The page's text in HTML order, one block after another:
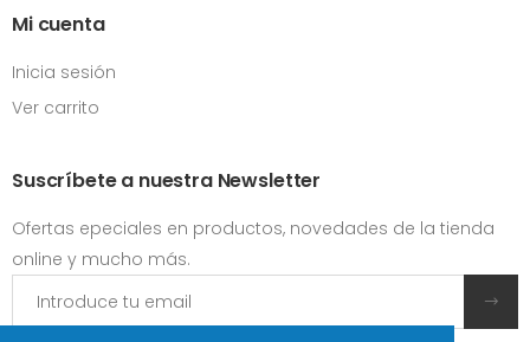
Mi cuenta
Inicia sesión
Ver carrito
Suscríbete a nuestra Newsletter
Ofertas epeciales en productos, novedades de la tienda
online y mucho más.